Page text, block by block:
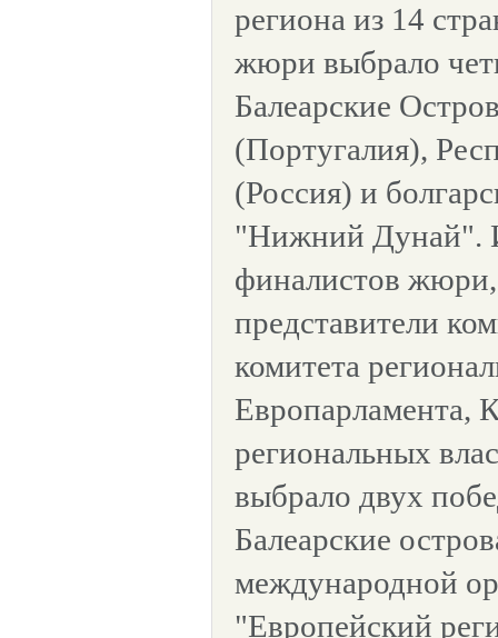
региона из 14
жюри выбрало
Балеарские
(Португалия),
(Россия) и
"Нижний Дунай".
финалистов
представители
комитета
Европарламента,
региональных
выбрало двух
Балеарские
международной
"Европейский